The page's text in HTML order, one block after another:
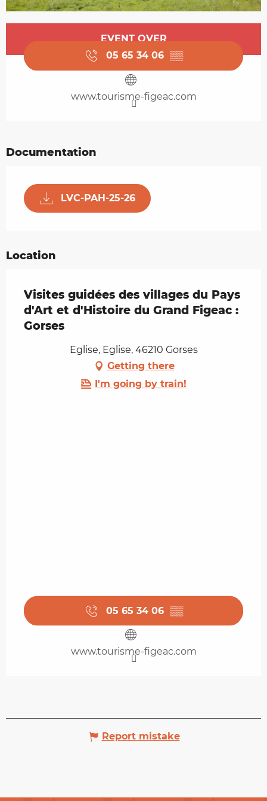
Opening hours & contact details
EVENT OVER
05 65 34 06 ▒▒
www.tourisme-figeac.com
Documentation
LVC-PAH-25-26
Location
Visites guidées des villages du Pays
d'Art et d'Histoire du Grand Figeac :
Gorses
Eglise, Eglise, 46210 Gorses
Getting there
I'm going by train!
05 65 34 06 ▒▒
www.tourisme-figeac.com
Report mistake